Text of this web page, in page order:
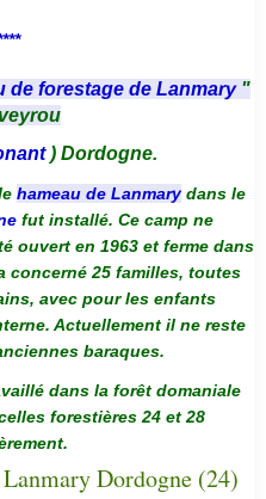
de forestage de Lanmary "
) Dordogne.
hameau de Lanmarydans le
fut installé. Ce camp ne
ouvert en 1963 et ferme dans
concerné 25 familles, toutes
avec pour les enfants
Actuellement il ne reste
baraques.
dans la forêt domaniale
forestières 24 et 28